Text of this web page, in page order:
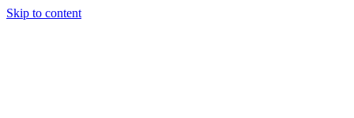
Skip to content